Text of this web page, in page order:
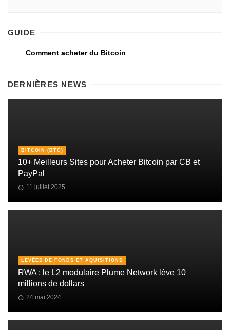
GUIDE
Comment acheter du Bitcoin
DERNIÈRES NEWS
BITCOIN (BTC)
10+ Meilleurs Sites pour Acheter Bitcoin par CB et
PayPal
11 juillet 2025
LEVÉES DE FONDS ET AQUISITIONS
RWA : le L2 modulaire Plume Network lève 10
millions de dollars
24 mai 2024